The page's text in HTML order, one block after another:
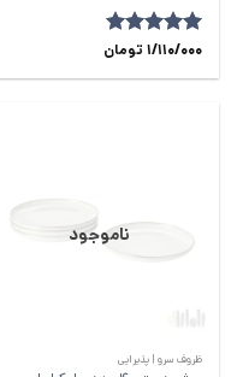
امتیاز5از 1/110/000 تومان
ناموجود
ظروف سرو | پذیرایی